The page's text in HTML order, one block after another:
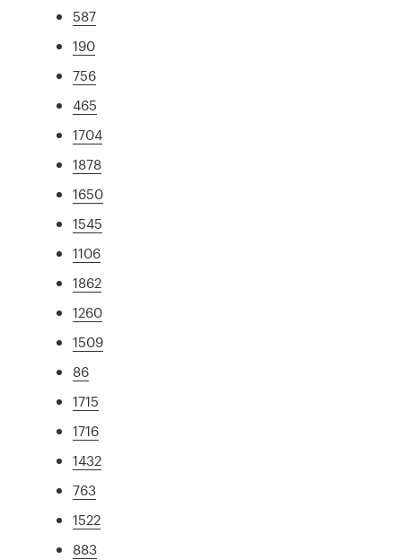
587
190
756
465
1704
1878
1650
1545
1106
1862
1260
1509
86
1715
1716
1432
763
1522
883